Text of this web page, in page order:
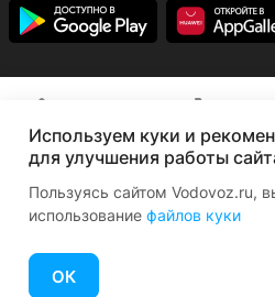
Главная
Используем куки и
для улучшения работы
Пользуясь сайтом Vodovoz.ru,
использование файлов куки
ОК